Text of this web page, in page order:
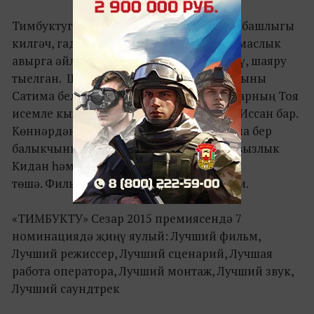
Тимбуктуга яңа җитәкчелек, яңа дәүләт башлыгы
килгәч, гади халык тормышы түзеп булмаслык
авырга әйләнә. Бу шәһәрдә музыка, көлү, шаяру
тыелган. Шәһәр читендә исә үзенең хатыны
Сатима белән Кидан исемле ир яши. Аларның Тоя
исемле кызлары һәм 12 яшьлек уллары Иссан бар.
Көннәрдән бер көнне Кидан ялгыш кына бер
балыкчыны үетрә. Дөньядагы барлык явызлык
Кидан һәм аның гаиләсе өстенә
төшә. Фильм шушы гаилә тарихын сөйли.
«ТИМБУКТУ» Сезар 2015 премиясендә 7
номинациядә җиңү яулый: Лучший фильм,
Лучший режиссер, Лучший сценарий, Лучшая
работа оператора, Лучший монтаж, Лучший звук,
Лучший саундтрек